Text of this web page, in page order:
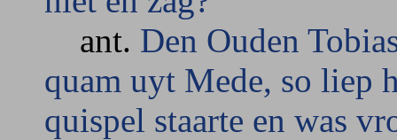
ant. Den Ouden
quam uyt Mede, so liep
quispel staarte en was